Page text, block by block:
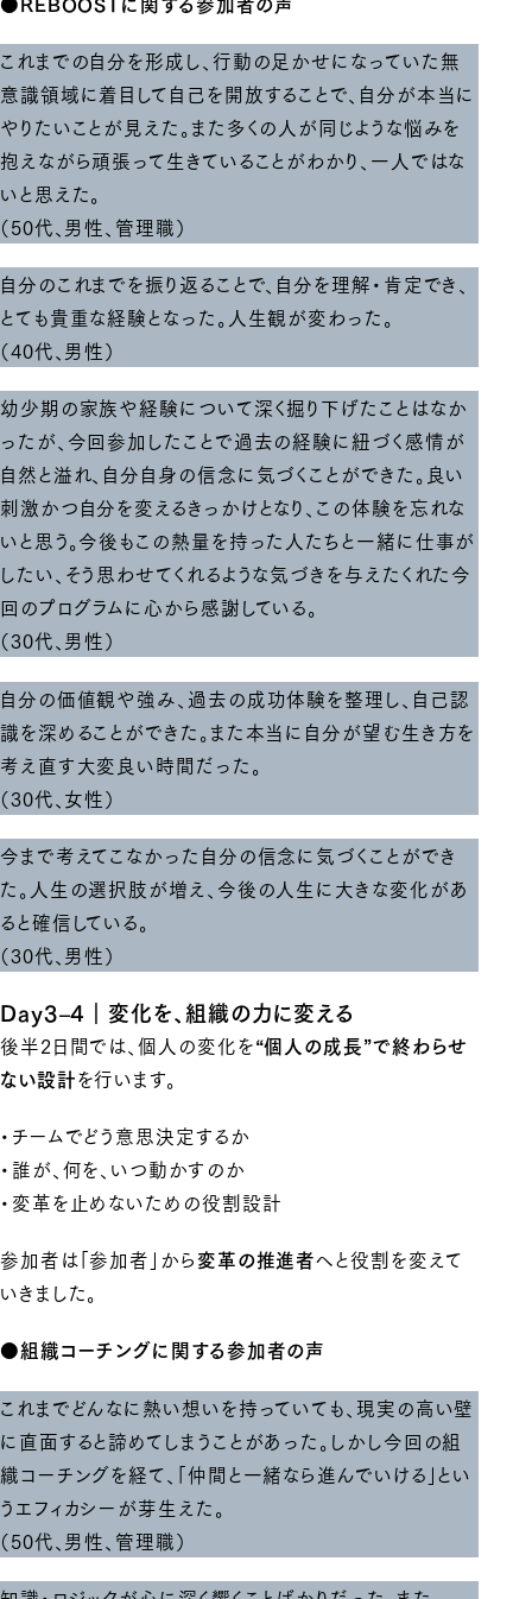
これまでの自分を形成し、行動の足かせになっていた無
意識領域に着目して自己を開放することで、自分が本当に
やりたいことが見えた。また多くの人が同じような悩みを
抱えながら頑張って生きていることがわかり、一人ではな
いと思えた。
（50代、男性、管理職）
自分のこれまでを振り返ることで、自分を理解・肯定でき、
とても貴重な経験となった。人生観が変わった。
（40代、男性）
幼少期の家族や経験について深く掘り下げたことはなか
ったが、今回参加したことで過去の経験に紐づく感情が
自然と溢れ、自分自身の信念に気づくことができた。良い
刺激かつ自分を変えるきっかけとなり、この体験を忘れな
いと思う。今後もこの熱量を持った人たちと一緒に仕事が
したい、そう思わせてくれるような気づきを与えたくれた今
回のプログラムに心から感謝している。
（30代、男性）
自分の価値観や強み、過去の成功体験を整理し、自己認
識を深めることができた。また本当に自分が望む生き方を
考え直す大変良い時間だった。
（30代、女性）
今まで考えてこなかった自分の信念に気づくことができ
た。人生の選択肢が増え、今後の人生に大きな変化があ
ると確信している。
（30代、男性）
Day3–4｜変化を、組織の力に変える
後半2日間では、個人の変化を“個人の成長”で終わらせ
ない設計を行います。
・チームでどう意思決定するか
・誰が、何を、いつ動かすのか
・変革を止めないための役割設計
参加者は「参加者」から変革の推進者へと役割を変えて
いきました。
●組織コーチングに関する参加者の声
これまでどんなに熱い想いを持っていても、現実の高い壁
に直面すると諦めてしまうことがあった。しかし今回の組
織コーチングを経て、「仲間と一緒なら進んでいける」とい
うエフィカシーが芽生えた。
（50代、男性、管理職）